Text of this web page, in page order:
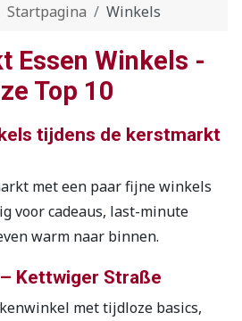
Startpagina Winkels
Essen Winkels -
Top 10
tijdens de kerstmarkt
met een paar fijne winkels
voor cadeaus, last-minute
warm naar binnen.
Kettwiger Straße
met tijdloze basics,